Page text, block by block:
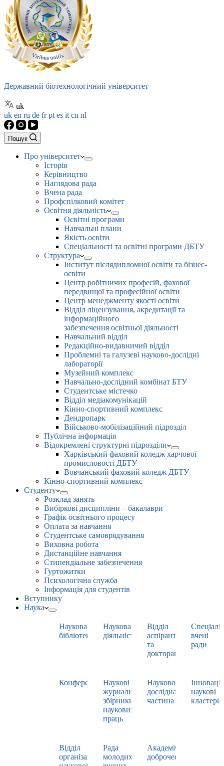
Державний біотехнологічний університет
uk
uk en ru de frpt es it cn nl
Пошук
Про університет
Історія
Керівництво
Наглядова рада
Вчена рада
Профспілковий комітет
Освітня діяльність
Освітні програми
Навчальні плани
Якість освіти
Спеціальності та освітні програми ДБТУ
Структура
Інститут післядипломної освіти та бізнес-
освіти
Центр робітничих професій, фахової
передвищої та професійної освіти
Центр менеджменту якості освіти
Відділ ліцензування, акредитації та
інформаційного
забезпечення освітньої діяльності
Навчальний відділ
Редакційно-видавничий відділ
Проблемні та галузеві науково-дослідні
лабораторії
Музейний комплекс
Навчально-дослідний комбінат БТУ
Студентське містечко
Відділ медіакомунікацій
Кінно-спортивний комплекс
Дендропарк
Військово-мобілізаційний підрозділ
Публічна інформація
Відокремлені структурні підрозділи
Харківський фаховий коледж харчової
промисловості ДБТУ
Вовчанський фаховий коледж ДБТУ
Кінно-спортивний комплекс
Студенту
Розклад занять
Вибіркові дисципліни – бакалаври
Графік освітнього процесу
Оплата за навчання
Студентське самоврядування
Виховна робота
Дистанційне навчання
Стипендіальне забезпечення
Гуртожитки
Психологічна служба
Інформація для студентів
Вступнику
Наука
Наукова
бібліотека
Наукова
діяльність
Відділ
аспірантури
та
докторантури
вчені
ради
Конференції
Наукові
журнали,
збірники
наукових
праць
Науково-
дослідна
частина
наукові
кластери
Відділ
організації
Рада
молодих
Академічна
доброчесність